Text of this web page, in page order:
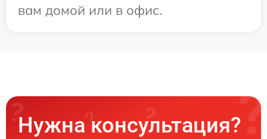
вам домой или в офис.
Нужна консультация?